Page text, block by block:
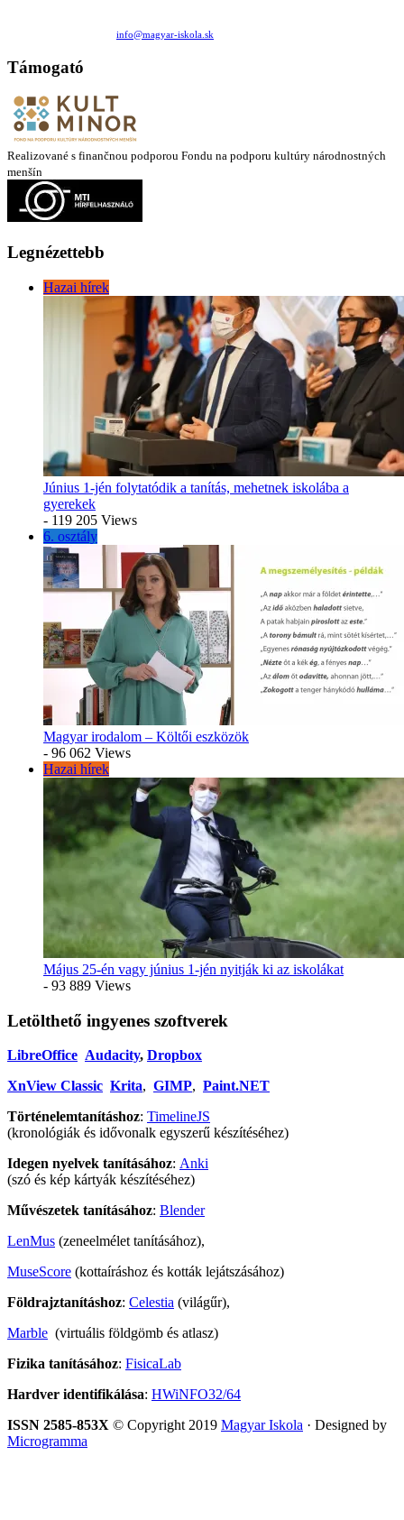
info@magyar-iskola.sk
Támogató
Realizované s finančnou podporou Fondu na podporu kultúry národnostných
menšín
Legnézettebb
Hazai hírek
Június 1-jén folytatódik a tanítás, mehetnek iskolába a
gyerekek
- 119 205 Views
6. osztály
Magyar irodalom – Költői eszközök
- 96 062 Views
Hazai hírek
Május 25-én vagy június 1-jén nyitják ki az iskolákat
- 93 889 Views
Letölthető ingyenes szoftverek
LibreOffice Audacity, Dropbox
XnView Classic Krita, GIMP, Paint.NET
Történelemtanításhoz: TimelineJS
(kronológiák és idővonalk egyszerű készítéséhez)
Idegen nyelvek tanításához: Anki
(szó és kép kártyák készítéséhez)
Művészetek tanításához: Blender
LenMus (zeneelmélet tanításához),
MuseScore (kottaíráshoz és kották lejátszásához)
Földrajztanításhoz: Celestia (világűr),
Marble (virtuális földgömb és atlasz)
Fizika tanításához: FisicaLab
Hardver identifikálása: HWiNFO32/64
ISSN 2585-853X © Copyright 2019 Magyar Iskola · Designed by
Microgramma